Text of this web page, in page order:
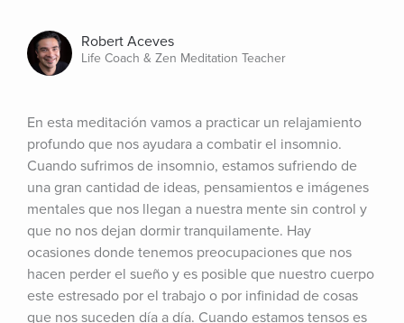
Robert Aceves
Life Coach & Zen Meditation Teacher
En esta meditación vamos a practicar un relajamiento
profundo que nos ayudara a combatir el insomnio.
Cuando sufrimos de insomnio, estamos sufriendo de
una gran cantidad de ideas, pensamientos e imágenes
mentales que nos llegan a nuestra mente sin control y
que no nos dejan dormir tranquilamente. Hay
ocasiones donde tenemos preocupaciones que nos
hacen perder el sueño y es posible que nuestro cuerpo
este estresado por el trabajo o por infinidad de cosas
que nos suceden día a día. Cuando estamos tensos es